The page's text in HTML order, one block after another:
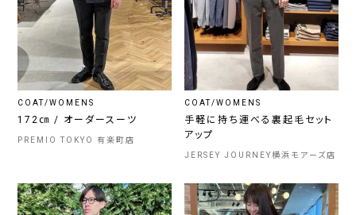
COAT/WOMENS
172㎝ / オーダースーツ
PREMIO TOKYO 有楽町店
COAT/WOMENS
手軽に持ち運べる裏起毛セット
アップ
JERSEY JOURNEY横浜モアーズ店